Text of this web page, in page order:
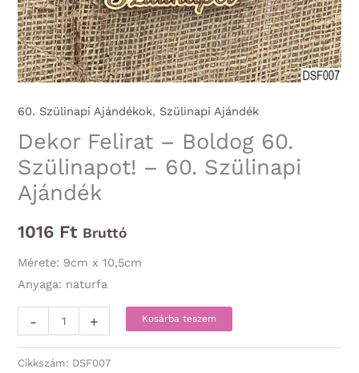
60. Szülinapi Ajándékok, Szülinapi Ajándék
Dekor Felirat – Boldog 60.
Szülinapot! – 60. Szülinapi
Ajándék
1016 Ft Bruttó
Mérete: 9cm x 10,5cm
Anyaga: naturfa
-
Felirat
-
+ Kosárba teszem
Cikkszám: DSF007